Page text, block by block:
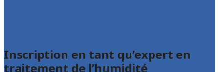
Inscription en tant qu’expert en
traitement de l’humidité